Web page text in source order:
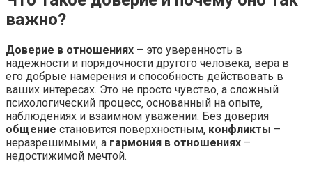
важно?
Доверие в отношениях – это уверенность в
надежности и порядочности другого человека‚ вера в
его добрые намерения и способность действовать в
ваших интересах. Это не просто чувство‚ а сложный
психологический процесс‚ основанный на опыте‚
наблюдениях и взаимном уважении. Без доверия
общение становится поверхностным‚ конфликты –
неразрешимыми‚ а гармония в отношениях –
недостижимой мечтой.